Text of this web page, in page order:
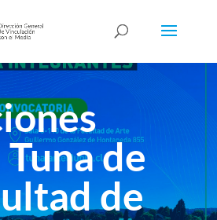
de
de